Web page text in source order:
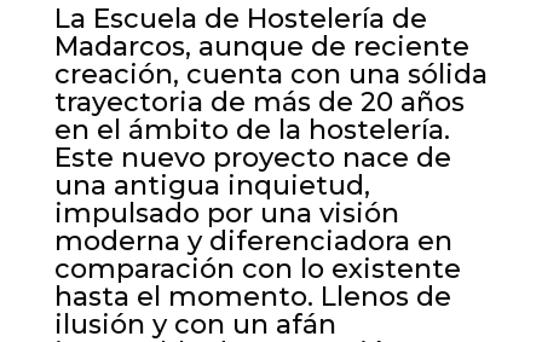
La Escuela de Hostelería de
Madarcos, aunque de reciente
creación, cuenta con una sólida
trayectoria de más de 20 años
en el ámbito de la hostelería.
Este nuevo proyecto nace de
una antigua inquietud,
impulsado por una visión
moderna y diferenciadora en
comparación con lo existente
hasta el momento. Llenos de
ilusión y con un afán